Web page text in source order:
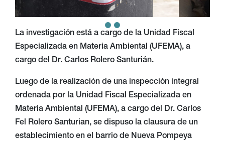
La investigación está a cargo de la Unidad Fiscal
Especializada en Materia Ambiental (UFEMA), a
cargo del Dr. Carlos Rolero Santurián.
Luego de la realización de una inspección integral
ordenada por la Unidad Fiscal Especializada en
Materia Ambiental (UFEMA), a cargo del Dr. Carlos
Fel Rolero Santurian, se dispuso la clausura de un
establecimiento en el barrio de Nueva Pompeya